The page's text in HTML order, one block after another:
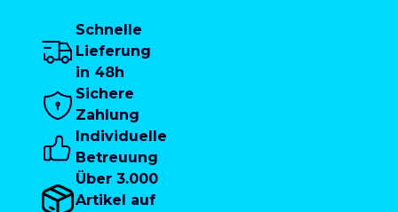
Schnelle
Lieferung
in 48h
Sichere
Zahlung
Individuelle
Betreuung
Über 3.000
Artikel auf